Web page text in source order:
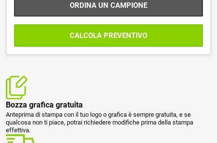
ORDINA UN CAMPIONE
CALCOLA PREVENTIVO
Bozza grafica gratuita
Anteprima di stampa con il tuo logo o grafica è sempre gratuita, e se
qualcosa non ti piace, potrai richiedere modifiche prima della stampa
effettiva.